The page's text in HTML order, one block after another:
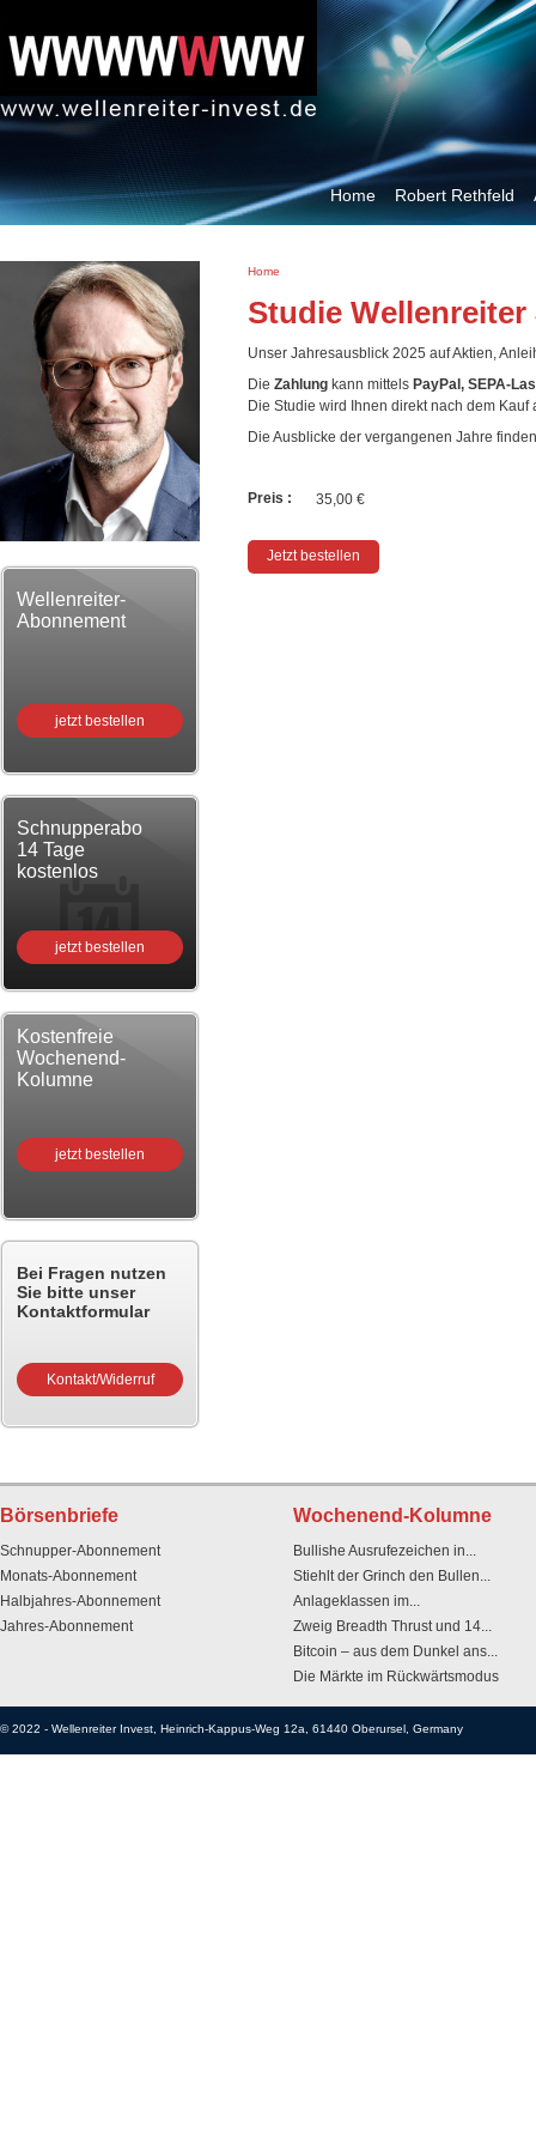
Jump to navigation
Home Robert Rethfeld
S
e
i
n
d
i
Home
Studie
Unser Jahresausblick 2025 auf Aktien,
Die Zahlung kann mittels PayPal, SEPA-
Die Studie wird Ihnen direkt nach dem
Die Ausblicke der vergangenen Jahre
Preis : 35,00 €
Wellenreiter-
Abonnement
jetzt bestellen
Schnupperabo
14 Tage
kostenlos
jetzt bestellen
Kostenfreie
Wochenend-
Kolumne
jetzt bestellen
Bei Fragen nutzen
Sie bitte unser
Kontaktformular
Kontakt/Widerruf
Börsenbriefe
Schnupper-Abonnement
Monats-Abonnement
Halbjahres-Abonnement
Jahres-Abonnement
Wochenend-Kolumne
Bullishe Ausrufezeichen in...
Stiehlt der Grinch den Bullen...
Anlageklassen im...
Zweig Breadth Thrust und 14...
Bitcoin – aus dem Dunkel ans...
Die Märkte im Rückwärtsmodus
© 2022 - Wellenreiter Invest Heinrich-Kappus-Weg 12a , 61440 Oberursel, Germany